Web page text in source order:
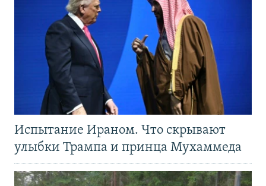
Испытание Ираном. Что скрывают
улыбки Трампа и принца Мухаммеда